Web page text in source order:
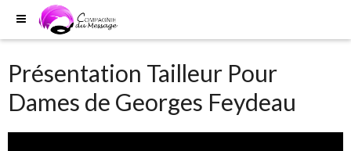
Présentation Tailleur Pour
Dames de Georges Feydeau